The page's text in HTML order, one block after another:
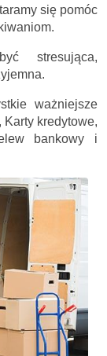
się pomóc
stresująca,
ważniejsze
Karty kredytowe,
bankowy i